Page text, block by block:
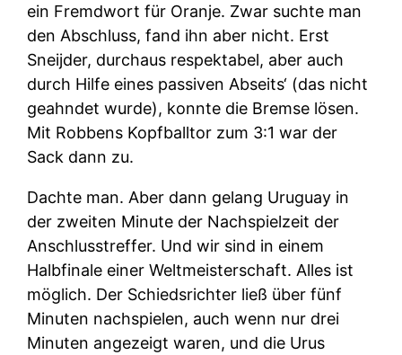
ein Fremdwort für Oranje. Zwar suchte man
den Abschluss, fand ihn aber nicht. Erst
Sneijder, durchaus respektabel, aber auch
durch Hilfe eines passiven Abseits‘ (das nicht
geahndet wurde), konnte die Bremse lösen.
Mit Robbens Kopfballtor zum 3:1 war der
Sack dann zu.
Dachte man. Aber dann gelang Uruguay in
der zweiten Minute der Nachspielzeit der
Anschlusstreffer. Und wir sind in einem
Halbfinale einer Weltmeisterschaft. Alles ist
möglich. Der Schiedsrichter ließ über fünf
Minuten nachspielen, auch wenn nur drei
Minuten angezeigt waren, und die Urus